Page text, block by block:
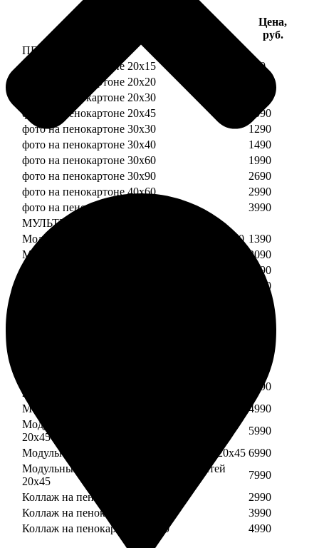
Цена,
руб.
ПЕНОКАРТОН
фото на пенокартоне 20х15
690
фото на пенокартоне 20х20
фото на пенокартоне 20х30
фото на пенокартоне 20х45
1090
фото на пенокартоне 30х30
1290
фото на пенокартоне 30х40
1490
фото на пенокартоне 30х60
1990
фото на пенокартоне 30х90
2690
фото на пенокартоне 40х60
2990
фото на пенокартоне 50х70
3990
МУЛЬТИПЕНОКАРТОН
Модульный пенокартон из двух частей 20х20 1390
Модульный пенокартон из трех частей 20х20
2090
1590
2390
2990
20х45
3990
Модульный пенокартон из пяти частей 20х45
4990
Модульный пенокартон из шести частей
20х45
5990
Модульный пенокартон из семи частей 20х45 6990
Модульный пенокартон из восьми частей
20х45
7990
Коллаж на пенокартоне 30х30
2990
Коллаж на пенокартоне 30х60
3990
Коллаж на пенокартоне 30х90
4990